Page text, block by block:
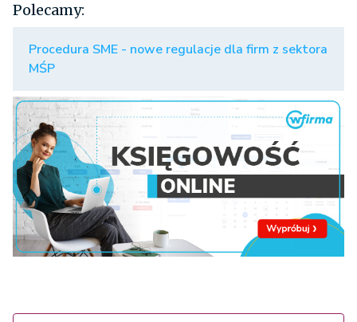
Polecamy:
Procedura SME - nowe regulacje dla firm z sektora
MŚP